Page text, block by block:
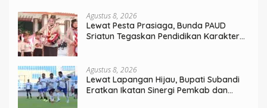
Agustus 8, 2026
Lewat Pesta Prasiaga, Bunda PAUD
Sriatun Tegaskan Pendidikan Karakter
Agustus 8, 2026
Lewat Lapangan Hijau, Bupati Subandi
Eratkan Ikatan Sinergi Pemkab dan